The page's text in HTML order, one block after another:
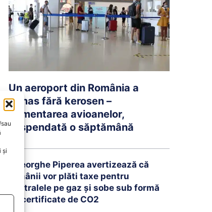
și
Un aeroport din România a
rămas fără kerosen –
Alimentarea avioanelor,
suspendată o săptămână
Gheorghe Piperea avertizează că
românii vor plăti taxe pentru
centralele pe gaz și sobe sub formă
de certificate de CO2